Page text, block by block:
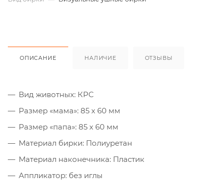
ОПИСАНИЕ НАЛИЧИЕ ОТЗЫВЫ
Вид животных: КРС
Размер «мама»: 85 х 60 мм
Размер «папа»: 85 х 60 мм
Материал бирки: Полиуретан
Материал наконечника: Пластик
Аппликатор: без иглы